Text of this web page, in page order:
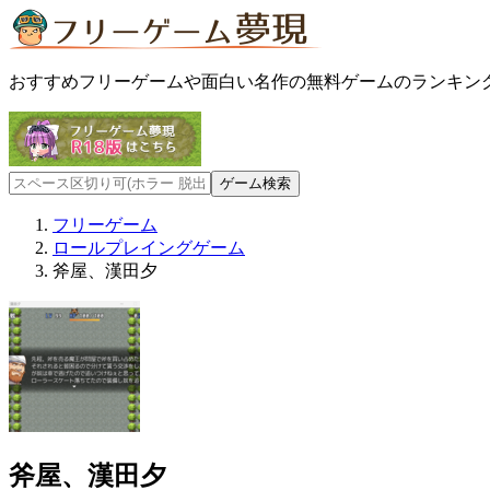
おすすめフリーゲームや面白い名作の無料ゲームのランキン
フリーゲーム
ロールプレイングゲーム
斧屋、漢田夕
斧屋、漢田夕